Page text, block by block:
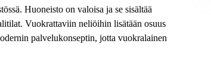
Huoneisto on valoisa ja se sisältää
Vuokrattaviin neliöihin lisätään osuus
palvelukonseptin, jotta vuokralainen